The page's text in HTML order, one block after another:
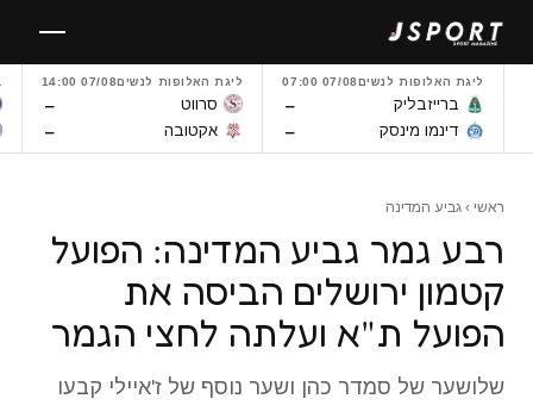
לתוכן
ליגת האלופות לנשים07/08 07:00
ברייזבליק –
דינמו מינסק –
ליגת האלופות לנשים07/08 14:00
סרווט –
אקטובה –
ראשי › גביע המדינה
רבע גמר גביע המדינה: הפועל
קטמון ירושלים הביסה את
הפועל ת"א ועלתה לחצי הגמר
שלושער של סמדר כהן ושער נוסף של ז'איילי קבעו